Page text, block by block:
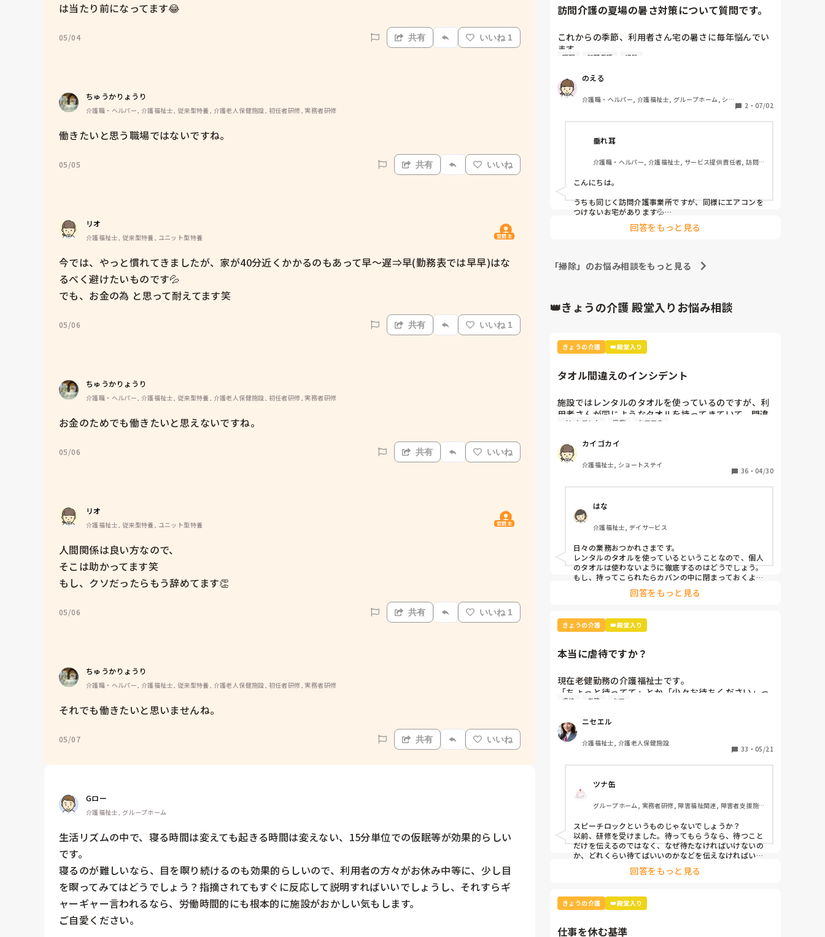
は当たり前になってます😂
05/04 共有 いいね 1
ちゅうかりょうり
介護職・ヘルパー, 介護福祉士, 従来型特養, 介護老人保健施設, 初任者研修, 実務者研修
働きたいと思う職場ではないですね。
05/05 共有 いいね
リオ
介護福祉士, 従来型特養, ユニット型特養 質問主
今では、やっと慣れてきましたが、家が40分近くかかるのもあって早〜遅⇒早(勤務表では早早)はな
るべく避けたいものです💦
でも、お金の為 と思って耐えてます笑
05/06 共有 いいね 1
ちゅうかりょうり
介護職・ヘルパー, 介護福祉士, 従来型特養, 介護老人保健施設, 初任者研修, 実務者研修
お金のためでも働きたいと思えないですね。
05/06 共有 いいね
リオ
介護福祉士, 従来型特養, ユニット型特養 質問主
人間関係は良い方なので、
そこは助かってます笑
もし、クソだったらもう辞めてます👏
05/06 共有 いいね 1
ちゅうかりょうり
介護職・ヘルパー, 介護福祉士, 従来型特養, 介護老人保健施設, 初任者研修, 実務者研修
それでも働きたいと思いませんね。
05/07 共有 いいね
Gロー
介護福祉士, グループホーム
生活リズムの中で、寝る時間は変えても起きる時間は変えない、15分単位での仮眠等が効果的らしい
です。
寝るのが難しいなら、目を瞑り続けるのも効果的らしいので、利用者の方々がお休み中等に、少し目
を瞑ってみてはどうでしょう？指摘されてもすぐに反応して説明すればいいでしょうし、それすらギ
ャーギャー言われるなら、労働時間的にも根本的に施設がおかしい気もします。
ご自愛ください。
母は車椅子生活なので、自分で出来る事も限られてる
実際はどうなのかと思い、お尋ねさせて頂きました。
もいます。
訪問介護の夏場の暑さ対策について質問です。
これからの季節、利用者さん宅の暑さに毎年悩んでい
ます。
間だけ」とつけてくださる方もいます。熱中症の危険
がある時は声掛けをしてつけていただくこともありま
すが、帰るとすぐ消してしまう方も少なくありませ
ん。
また、リビングは涼しくても、調理支援をするキッチ
調理をしていると汗が止まらず、まるで入浴介助の後
のようにびっしょりになってしまうこともあります。
皆さんは、この時期どのように対応されていますか？
利用者さんへのエアコンの声掛けや、ご自身の暑さ対
策、調理支援中の工夫などがあれば教えていただきた
調理 訪問看護 掃除
のえる
介護職・ヘルパー, 介護福祉士, グループホーム, ショ
2 ・ 07/02
垂れ耳
介護職・ヘルパー, 介護福祉士, サービス提供責任者, 訪問
こんにちは。
うちも同じく訪問介護事業所ですが、同様にエアコンを
つけないお宅があります💦
理由は色々ありますが、本人様が極度の寒がり・暑がり
が多いですね…
れするリスクがあるので、そういうときは「今、室内が
〇度になってて、このまま放置しておくと生命の危険を
スタッフの夏場の暑さ対策と言えば、充分な水分補給と
ちなみに自分は汗っかきなんで、夏場は汗ふきシートが
回答をもっと見る
「掃除」のお悩み相談をもっと見る
👑きょうの介護 殿堂入りお悩み相談
きょうの介護 👑殿堂入り
タオル間違えのインシデント
施設ではレンタルのタオルを使っているのですが、利
用者さんが同じようなタオルを持ってきていて、間違
えてレンタル業者に出してしまいました。
本人と家族とケアマネとレンタル業者に謝罪して、イ
ンシデントを書きましたが、対策って何？
インシデント 家族 ケアマネ
カイゴカイ
介護福祉士, ショートステイ
36 ・ 04/30
はな
介護福祉士, デイサービス
日々の業務おつかれさまです。
レンタルのタオルを使っているということなので、個人
のタオルは使わないように徹底するのはどうでしょう。
もし、持ってこられたらカバンの中に閉まっておくよう
回答をもっと見る
きょうの介護 👑殿堂入り
本当に虐待ですか？
現在老健勤務の介護福祉士です。
「ちょっと待ってて」とか「少々お待ちください」っ
て言葉、よく使いませんか？私の施設ではこの言葉は
になりました。
つまり虐待と同じ枠組みです。
そんなに悪い言葉ですか？むしろ必要な言葉だと思う
のですがいかがでしょう？
虐待 老健 ケア
ニセエル
介護福祉士, 介護老人保健施設
33 ・ 05/21
ツナ缶
グループホーム, 実務者研修, 障害福祉関連, 障害者支援施
スピーチロックというものじゃないでしょうか？
以前、研修を受けました。待ってもらうなら、待つこと
だけを伝えるのではなく、なぜ待たなければいけないの
か、どれくらい待てばいいのかなどを伝えなければいけ
例えば、「今、〜さんのお手伝いしてるから終わったら
忙しくて難しいときもありますけどね。
回答をもっと見る
きょうの介護 👑殿堂入り
仕事を休む基準